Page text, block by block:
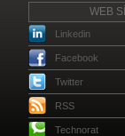
WEB
Linkedin
Facebook
Twitter
RSS
Technorat